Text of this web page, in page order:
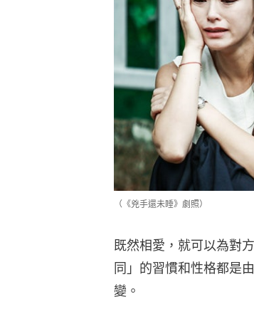
（《兇手還未睡》劇照）
既然相愛，就可以為對
同」的習慣和性格都是
變。